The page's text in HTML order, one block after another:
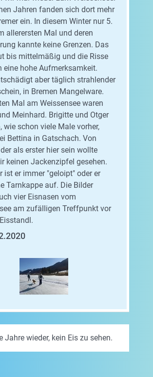
Jahren fanden sich dort mehr
ein. In diesem Winter nur 5.
allerersten Mal und deren
kannte keine Grenzen. Das
bis mittelmäßig und die Risse
eine hohe Aufmerksamkeit.
aber täglich strahlender
in Bremen Mangelware.
Mal am Weissensee waren
Meinhard. Brigitte und Otger
wie schon viele Male vorher,
Bettina in Gatschach. Von
als erster hier sein wollte
keinen Jackenzipfel gesehen.
ist er immer "geloipt" oder er
Tarnkappe auf. Die Bilder
vier Eisnasen vom
am zufälligen Treffpunkt vor
Jahre wieder, kein Eis zu sehen.